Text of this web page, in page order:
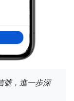
號，進一步深